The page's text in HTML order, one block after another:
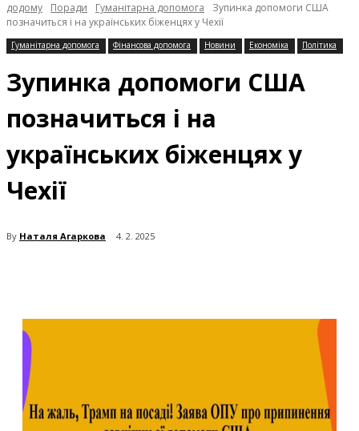
додому Поради Гуманітарна допомога
Зупинка допомоги США
позначиться і на українських біженцях у Чехії
Гуманітарна допомога Фінансова допомога Новини Економіка Політика
Зупинка допомоги США
позначиться і на
українських біженцях у
Чехії
By Наталя Агаркова 4. 2. 2025